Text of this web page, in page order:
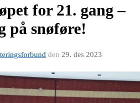
for 21. gang –
på snøføre!
den 29. des 2023